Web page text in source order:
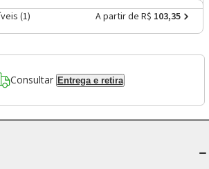
(1) A partir de R$ 103,35
Consultar Entrega e retira